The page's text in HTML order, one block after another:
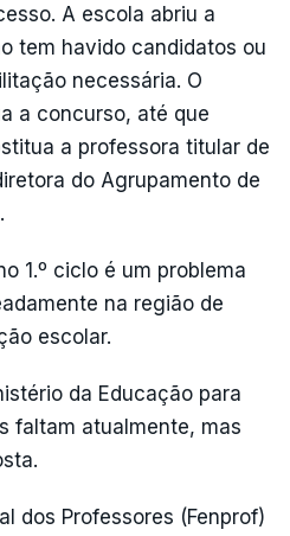
A escola abriu a
tem havido candidatos ou
necessária. O
a concurso, até que
a professora titular de
do Agrupamento de
1.º ciclo é um problema
na região de
escolar.
da Educação para
faltam atualmente, mas
dos Professores (Fenprof)